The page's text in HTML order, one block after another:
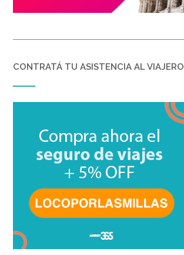
CONTRATÁ TU ASISTENCIA AL VIAJERO